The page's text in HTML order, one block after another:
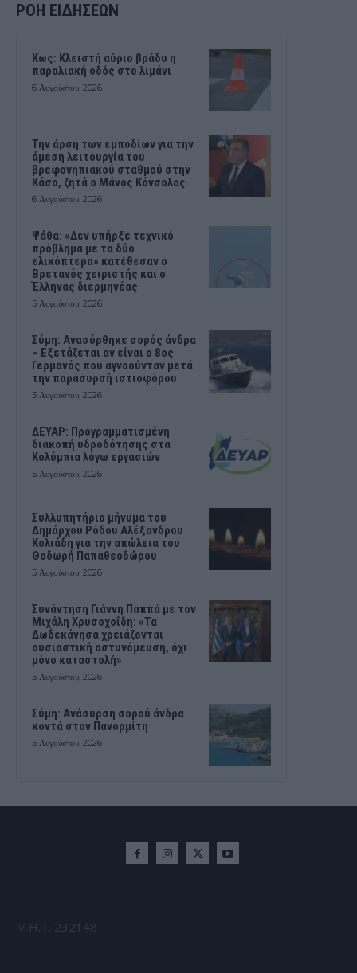
ΡΟΗ ΕΙΔΗΣΕΩΝ
Κως: Κλειστή αύριο βράδυ η
παραλιακή οδός στο λιμάνι
6 Αυγούστου, 2026
Την άρση των εμποδίων για την
άμεση λειτουργία του
βρεφονηπιακού σταθμού στην
Κάσο, ζητά ο Μάνος Κόνσολας
6 Αυγούστου, 2026
Ψάθα: «Δεν υπήρξε τεχνικό
πρόβλημα με τα δύο
ελικόπτερα» κατέθεσαν ο
Βρετανός χειριστής και ο
Έλληνας διερμηνέας
5 Αυγούστου, 2026
Σύμη: Ανασύρθηκε σορός άνδρα
– Εξετάζεται αν είναι ο 8ος
Γερμανός που αγνοούνταν μετά
την παράσυρσή ιστιοφόρου
5 Αυγούστου, 2026
ΔΕΥΑΡ: Προγραμματισμένη
διακοπή υδροδότησης στα
Κολύμπια λόγω εργασιών
5 Αυγούστου, 2026
Συλλυπητήριο μήνυμα του
Δημάρχου Ρόδου Αλέξανδρου
Κολιάδη για την απώλεια του
Θοδωρή Παπαθεοδώρου
5 Αυγούστου, 2026
Συνάντηση Γιάννη Παππά με τον
Μιχάλη Χρυσοχοΐδη: «Τα
Δωδεκάνησα χρειάζονται
ουσιαστική αστυνόμευση, όχι
μόνο καταστολή»
5 Αυγούστου, 2026
Σύμη: Ανάσυρση σορού άνδρα
κοντά στον Πανορμίτη
5 Αυγούστου, 2026
Μ.Η.Τ. 232148